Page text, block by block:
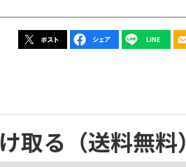
取る （送料無料）